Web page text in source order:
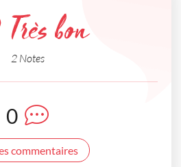
Très bon
2 Notes
0
commentaires